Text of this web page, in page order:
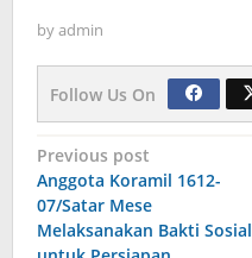
byadmin
Follow Us On
Navigasi
pos
Previous post
Anggota Koramil 1612-
07/Satar Mese
Melaksanakan Bakti Sosial